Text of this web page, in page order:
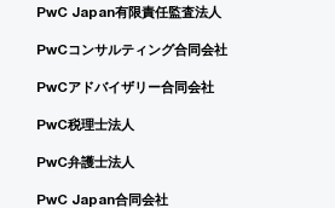
PwC Japan有限責任監査法人
PwCコンサルティング合同会社
PwCアドバイザリー合同会社
PwC税理士法人
PwC弁護士法人
PwC Japan合同会社